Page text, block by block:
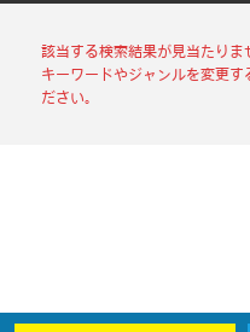
該当する検索結果が見当たりま
キーワードやジャンルを変更
ださい。